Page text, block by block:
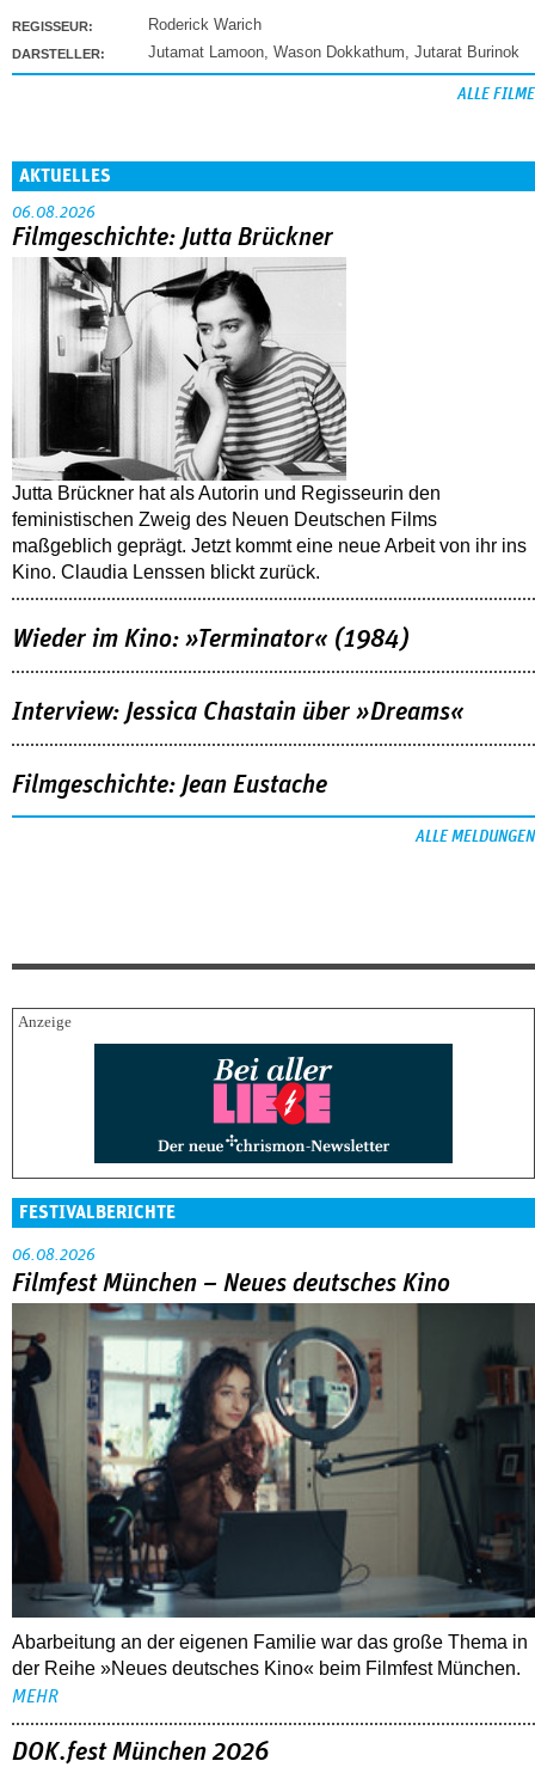
REGISSEUR: Roderick Warich
DARSTELLER: Jutamat Lamoon, Wason Dokkathum, Jutarat Burinok
ALLE FILME
AKTUELLES
06.08.2026
Filmgeschichte: Jutta Brückner
Jutta Brückner hat als Autorin und Regisseurin den
feministischen Zweig des Neuen Deutschen Films
maßgeblich geprägt. Jetzt kommt eine neue Arbeit von ihr ins
Kino. Claudia Lenssen blickt zurück.
Wieder im Kino: »Terminator« (1984)
Interview: Jessica Chastain über »Dreams«
Filmgeschichte: Jean Eustache
ALLE MELDUNGEN
FESTIVALBERICHTE
06.08.2026
Filmfest München – Neues deutsches Kino
Abarbeitung an der eigenen Familie war das große Thema in
der Reihe »Neues deutsches Kino« beim Filmfest München.
MEHR
DOK.fest München 2026